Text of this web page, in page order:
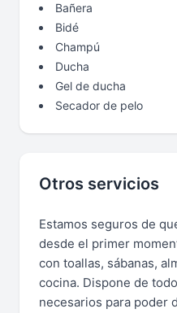
Bañera
Bidé
Champú
Ducha
Gel de ducha
Secador de pelo
Otros servicios
Estamos seguros de
desde el primer
con toallas, sábanas,
cocina. Dispone de
necesarios para poder